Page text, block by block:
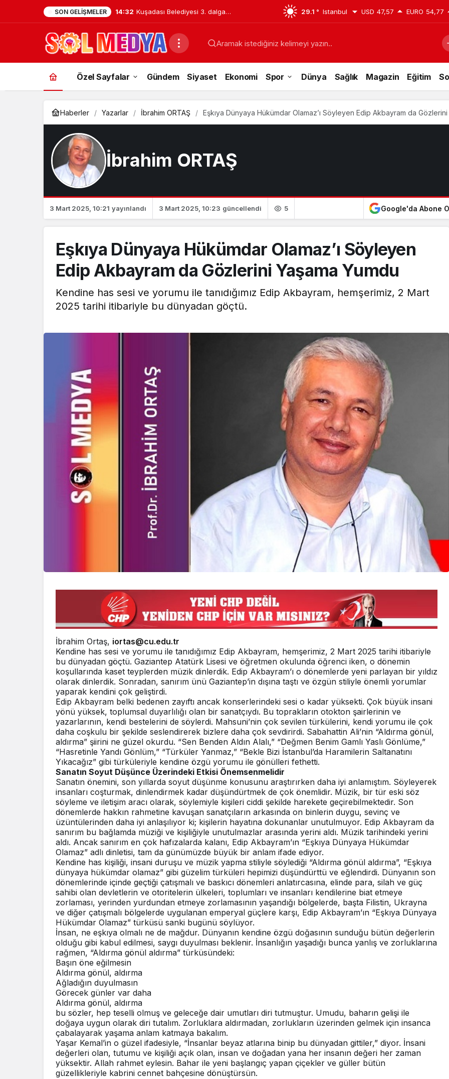
SON GELIŞMELER 14:32 Kuşadası Belediyesi 3. dalga
operasyon: 15 şüpheli gözaltına alındı!
29.1 ° Istanbul USD 47,57 EURO 54,77
Aramak istediğiniz kelimeyi yazın..
Özel Sayfalar Gündem Siyaset Ekonomi Spor Dünya Sağlık Magazin Eğitim
Haberler Yazarlar İbrahim ORTAŞ Eşkıya Dünyaya Hükümdar Olamaz’ı Söyleyen Edip Akbayram da Gözlerini
İbrahim ORTAŞ
3 Mart 2025, 10:21 yayınlandı 3 Mart 2025, 10:23 güncellendi 5 Google'da Abone
Eşkıya Dünyaya Hükümdar Olamaz’ı Söyleyen
Edip Akbayram da Gözlerini Yaşama Yumdu
Kendine has sesi ve yorumu ile tanıdığımız Edip Akbayram, hemşerimiz, 2 Mart
2025 tarihi itibariyle bu dünyadan göçtü.
İbrahim Ortaş, iortas@cu.edu.tr
Kendine has sesi ve yorumu ile tanıdığımız Edip Akbayram, hemşerimiz, 2 Mart 2025 tarihi itibariyle
bu dünyadan göçtü. Gaziantep Atatürk Lisesi ve öğretmen okulunda öğrenci iken, o dönemin
koşullarında kaset teyplerden müzik dinlerdik. Edip Akbayram’ı o dönemlerde yeni parlayan bir yıldız
olarak dinlerdik. Sonradan, sanırım ünü Gaziantep’in dışına taştı ve özgün stiliyle önemli yorumlar
yaparak kendini çok geliştirdi.
Edip Akbayram belki bedenen zayıftı ancak konserlerindeki sesi o kadar yüksekti. Çok büyük insani
yönü yüksek, toplumsal duyarlılığı olan bir sanatçıydı. Bu toprakların otokton şairlerinin ve
yazarlarının, kendi bestelerini de söylerdi. Mahsuni’nin çok sevilen türkülerini, kendi yorumu ile çok
daha coşkulu bir şekilde seslendirerek bizlere daha çok sevdirirdi. Sabahattin Ali’nin “Aldırma gönül,
aldırma” şiirini ne güzel okurdu. “Sen Benden Aldın Alalı,” “Değmen Benim Gamlı Yaslı Gönlüme,”
“Hasretinle Yandı Gönlüm,” “Türküler Yanmaz,” “Bekle Bizi İstanbul’da Haramilerin Saltanatını
Yıkacağız” gibi türküleriyle kendine özgü yorumu ile gönülleri fethetti.
Sanatın Soyut Düşünce Üzerindeki Etkisi Önemsenmelidir
Sanatın önemini, son yıllarda soyut düşünme konusunu araştırırken daha iyi anlamıştım. Söyleyerek
insanları coşturmak, dinlendirmek kadar düşündürtmek de çok önemlidir. Müzik, bir tür eski söz
söyleme ve iletişim aracı olarak, söylemiyle kişileri ciddi şekilde harekete geçirebilmektedir. Son
dönemlerde hakkın rahmetine kavuşan sanatçıların arkasında on binlerin duygu, sevinç ve
üzüntülerinden daha iyi anlaşılıyor ki; kişilerin hayatına dokunanlar unutulmuyor. Edip Akbayram da
sanırım bu bağlamda müziği ve kişiliğiyle unutulmazlar arasında yerini aldı. Müzik tarihindeki yerini
aldı. Ancak sanırım en çok hafızalarda kalanı, Edip Akbayram’ın “Eşkıya Dünyaya Hükümdar
Olamaz” adlı dinletisi, tam da günümüzde büyük bir anlam ifade ediyor.
Kendine has kişiliği, insani duruşu ve müzik yapma stiliyle söylediği “Aldırma gönül aldırma”, “Eşkıya
dünyaya hükümdar olamaz” gibi güzelim türküleri hepimizi düşündürttü ve eğlendirdi. Dünyanın son
dönemlerinde içinde geçtiği çatışmalı ve baskıcı dönemleri anlatırcasına, elinde para, silah ve güç
sahibi olan devletlerin ve otoritelerin ülkeleri, toplumları ve insanları kendilerine biat etmeye
zorlaması, yerinden yurdundan etmeye zorlamasının yaşandığı bölgelerde, başta Filistin, Ukrayna
ve diğer çatışmalı bölgelerde uygulanan emperyal güçlere karşı, Edip Akbayram’ın “Eşkıya Dünyaya
Hükümdar Olamaz” türküsü sanki bugünü söylüyor.
İnsan, ne eşkıya olmalı ne de mağdur. Dünyanın kendine özgü doğasının sunduğu bütün değerlerin
olduğu gibi kabul edilmesi, saygı duyulması beklenir. İnsanlığın yaşadığı bunca yanlış ve zorluklarına
rağmen, “Aldırma gönül aldırma” türküsündeki:
Başın öne eğilmesin
Aldırma gönül, aldırma
Ağladığın duyulmasın
Görecek günler var daha
Aldırma gönül, aldırma
bu sözler, hep teselli olmuş ve geleceğe dair umutları diri tutmuştur. Umudu, baharın gelişi ile
doğaya uygun olarak diri tutalım. Zorluklara aldırmadan, zorlukların üzerinden gelmek için insanca
çabalayarak yaşama anlam katmaya bakalım.
Yaşar Kemal’in o güzel ifadesiyle, “İnsanlar beyaz atlarına binip bu dünyadan gittiler,” diyor. İnsani
değerleri olan, tutumu ve kişiliği açık olan, insan ve doğadan yana her insanın değeri her zaman
yüksektir. Allah rahmet eylesin. Bahar ile yeni başlangıç yapan çiçekler ve güller bütün
güzellikleriyle kabrini cennet bahçesine dönüştürsün.